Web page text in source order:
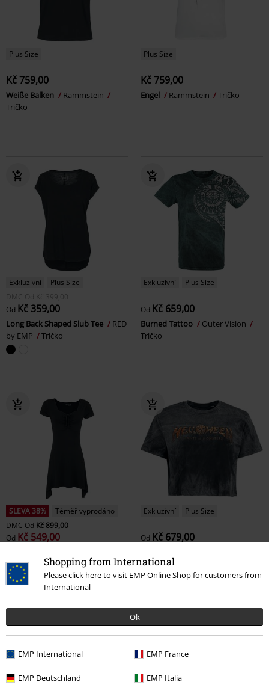
Shopping from International
Please click here to visit EMP Online Shop for customers from
International
Ok
EMP International EMP France
EMP Deutschland EMP Italia
Plus Size
Kč 759,00
Weiße Balken
Rammstein
Tričko
Plus Size
Kč 759,00
Engel Rammstein Tričko
Exkluzivní
Plus Size
DMC Od Kč 399,00
Od Kč 359,00
Long Back Shaped Slub Tee
RED
by EMP
Tričko
Exkluzivní Plus Size
Od Kč 659,00
Burned Tattoo
Outer Vision
Tričko
SLEVA 38%
Téměř vyprodáno
DMC Od Kč 899,00
Od Kč 549,00
EMP
Tričko
Exkluzivní Plus Size
Od Kč 679,00
Tričko